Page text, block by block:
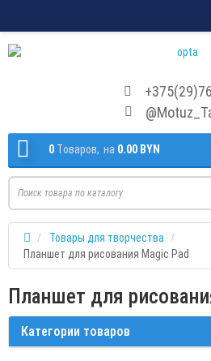
0 Tоваров, на 0.00 BYN
Товары для творчества
Планшет для рисования Magic Pad
Планшет для
Категории товаров